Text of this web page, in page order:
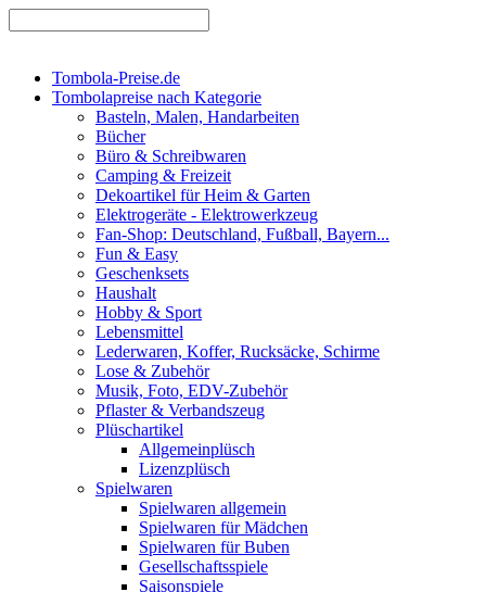
Tombola-Preise.de
Tombolapreise nach Kategorie
Basteln, Malen, Handarbeiten
Bücher
Büro & Schreibwaren
Camping & Freizeit
Dekoartikel für Heim & Garten
Elektrogeräte - Elektrowerkzeug
Fan-Shop: Deutschland, Fußball, Bayern...
Fun & Easy
Geschenksets
Haushalt
Hobby & Sport
Lebensmittel
Lederwaren, Koffer, Rucksäcke, Schirme
Lose & Zubehör
Musik, Foto, EDV-Zubehör
Pflaster & Verbandszeug
Plüschartikel
Allgemeinplüsch
Lizenzplüsch
Spielwaren
Spielwaren allgemein
Spielwaren für Mädchen
Spielwaren für Buben
Gesellschaftsspiele
Saisonspiele